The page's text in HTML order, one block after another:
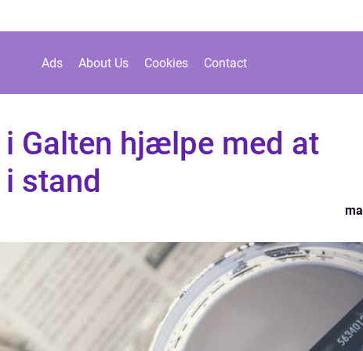
Ads About Us Cookies Contact
Galten hjælpe med at
stand